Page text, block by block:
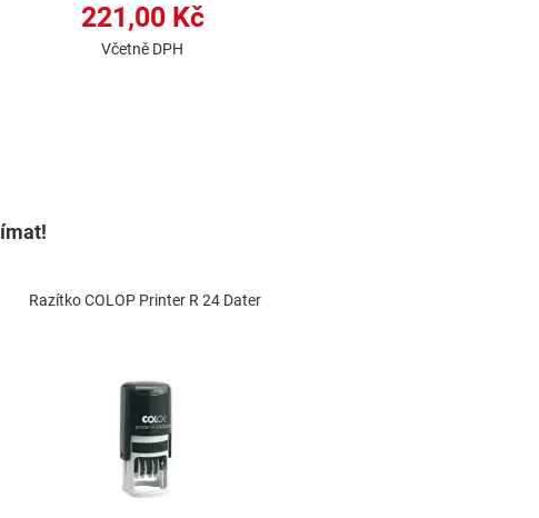
221,00 Kč
Včetně DPH
Razítko COLOP Printer R 24 Dater